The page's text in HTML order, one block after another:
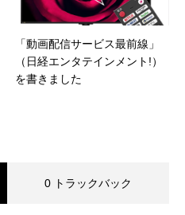
「動画配信サービス最前線」
（日経エンタテインメント!）
を書きました
0 トラックバック